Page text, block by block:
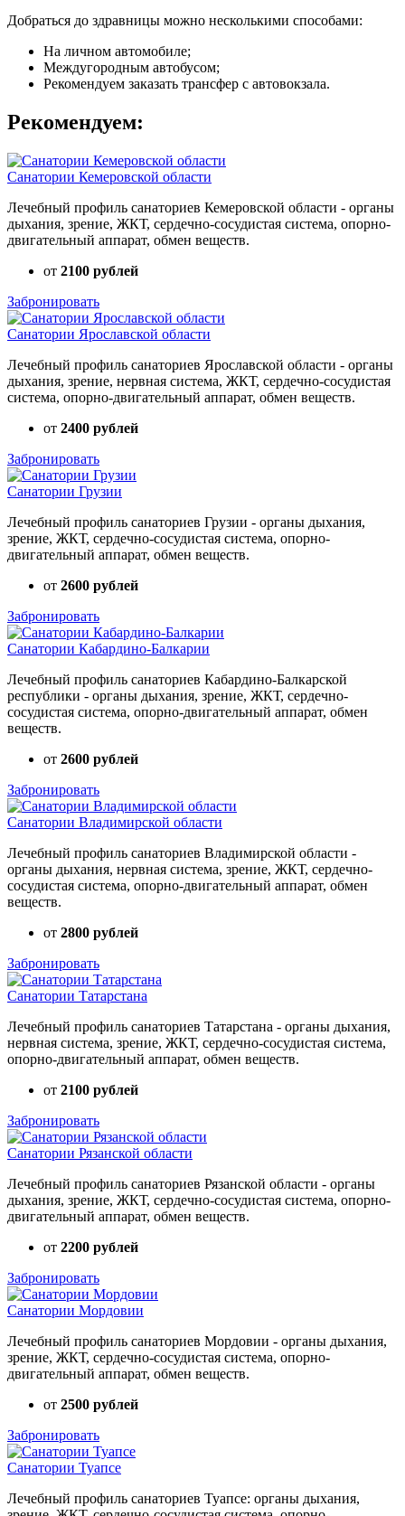
Добраться до здравницы можно несколькими способами:
На личном автомобиле;
Междугородным автобусом;
Рекомендуем заказать трансфер с автовокзала.
Рекомендуем:
Санатории Кемеровской области
Лечебный профиль санаториев Кемеровской области - органы
дыхания, зрение, ЖКТ, сердечно-сосудистая система, опорно-
двигательный аппарат, обмен веществ.
от 2100 рублей
Забронировать
Санатории Ярославской области
Лечебный профиль санаториев Ярославской области - органы
дыхания, зрение, нервная система, ЖКТ, сердечно-сосудистая
система, опорно-двигательный аппарат, обмен веществ.
от 2400 рублей
Забронировать
Санатории Грузии
Лечебный профиль санаториев Грузии - органы дыхания,
зрение, ЖКТ, сердечно-сосудистая система, опорно-
двигательный аппарат, обмен веществ.
от 2600 рублей
Забронировать
Санатории Кабардино-Балкарии
Лечебный профиль санаториев Кабардино-Балкарской
республики - органы дыхания, зрение, ЖКТ, сердечно-
сосудистая система, опорно-двигательный аппарат, обмен
веществ.
от 2600 рублей
Забронировать
Санатории Владимирской области
Лечебный профиль санаториев Владимирской области -
органы дыхания, нервная система, зрение, ЖКТ, сердечно-
сосудистая система, опорно-двигательный аппарат, обмен
веществ.
от 2800 рублей
Забронировать
Санатории Татарстана
Лечебный профиль санаториев Татарстана - органы дыхания,
нервная система, зрение, ЖКТ, сердечно-сосудистая система,
опорно-двигательный аппарат, обмен веществ.
от 2100 рублей
Забронировать
Санатории Рязанской области
Лечебный профиль санаториев Рязанской области - органы
дыхания, зрение, ЖКТ, сердечно-сосудистая система, опорно-
двигательный аппарат, обмен веществ.
от 2200 рублей
Забронировать
Санатории Мордовии
Лечебный профиль санаториев Мордовии - органы дыхания,
зрение, ЖКТ, сердечно-сосудистая система, опорно-
двигательный аппарат, обмен веществ.
от 2500 рублей
Забронировать
Санатории Туапсе
Лечебный профиль санаториев Туапсе: органы дыхания,